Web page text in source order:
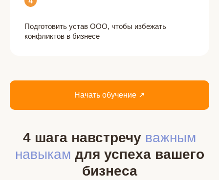
Подготовить устав ООО, чтобы избежать
конфликтов в бизнесе
Начать обучение ↗
4 шага навстречу важным
навыкам для успеха вашего
бизнеса